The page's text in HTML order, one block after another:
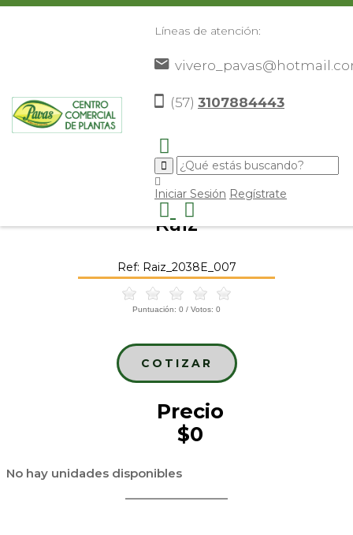
Líneas de atención:
(57) 3107884443
Iniciar Sesión Regístrate
Elementos Decorativos>Otros
Raiz>
Raiz
Ref: Raiz_2038E_007
Puntuación: 0 / Votos: 0
COTIZAR
Precio
$0
No hay unidades disponibles